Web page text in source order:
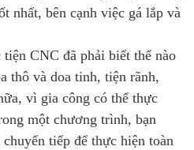
nhất, bên cạnh việc gá lắp và
CNC đã phải biết thế nào
thô và doa tinh, tiện rãnh,
vì gia công có thể thực
một chương trình, bạn
tiếp để thực hiện toàn